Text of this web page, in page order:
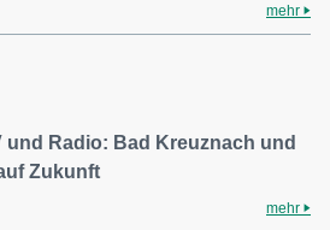
mehr
und Radio: Bad Kreuznach und
Zukunft
mehr